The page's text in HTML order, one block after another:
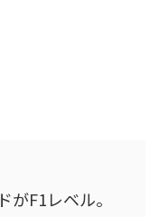
F1レベル。